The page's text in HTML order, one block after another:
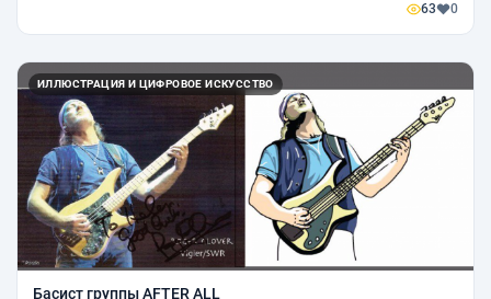
63 0
ИЛЛЮСТРАЦИЯ И ЦИФРОВОЕ ИСКУССТВО
Басист группы AFTER ALL